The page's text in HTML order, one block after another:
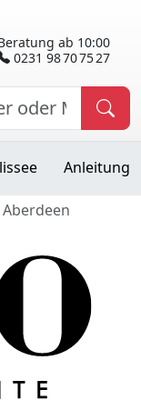
ab 10:00
0231 98 70 75 27
Anleitung
Aberdeen